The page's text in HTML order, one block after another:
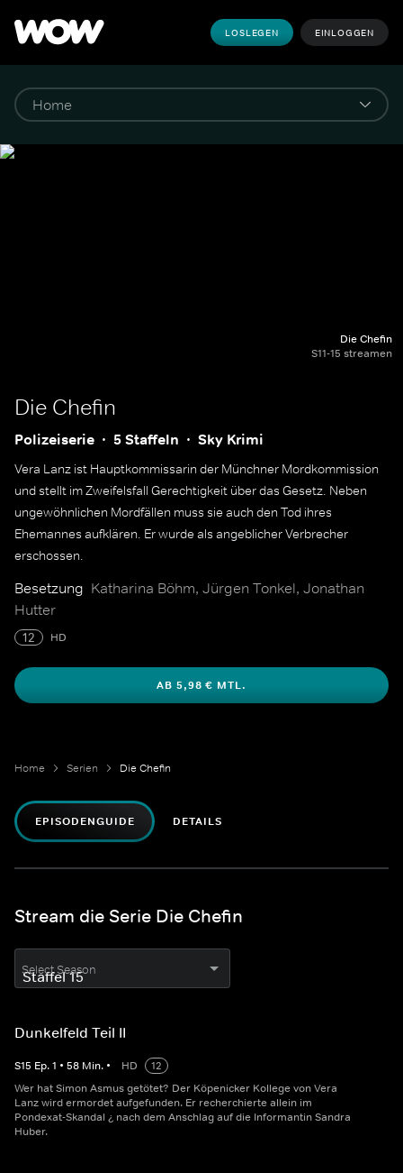
LOSLEGEN EINLOGGEN
Die Chefin
S11-15 streamen
Die Chefin
Polizeiserie 5 Staffeln Sky Krimi
Vera Lanz ist Hauptkommissarin der Münchner Mordkommission
und stellt im Zweifelsfall Gerechtigkeit über das Gesetz. Neben
ungewöhnlichen Mordfällen muss sie auch den Tod ihres
Ehemannes aufklären. Er wurde als angeblicher Verbrecher
erschossen.
Besetzung Katharina Böhm, Jürgen Tonkel, Jonathan
Hutter
12 HD
AB 5,98 € MTL.
Home Serien Die Chefin
EPISODENGUIDE DETAILS
Stream die Serie Die Chefin
Select Season
Dunkelfeld Teil II
S15 Ep.1 • 58 Min. • HD
12
Wer hat Simon Asmus getötet? Der Köpenicker Kollege von Vera
Lanz wird ermordet aufgefunden. Er recherchierte allein im
Pondexat-Skandal ¿ nach dem Anschlag auf die Informantin Sandra
Huber.